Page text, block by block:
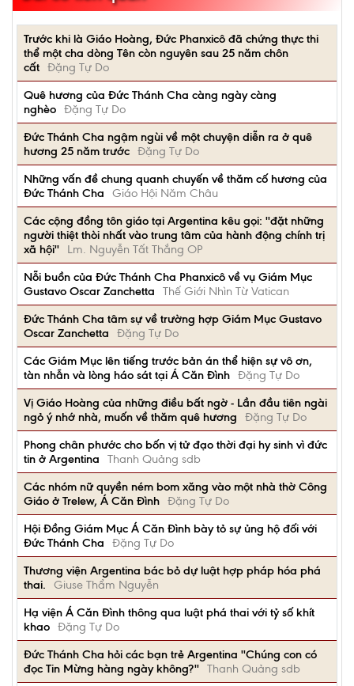
Trước khi là Giáo Hoàng, Đức Phanxicô đã chứng thực thi
thể một cha dòng Tên còn nguyên sau 25 năm chôn
cất Đặng Tự Do
Quê hương của Đức Thánh Cha càng ngày càng
nghèo Đặng Tự Do
Đức Thánh Cha ngậm ngùi về một chuyện diễn ra ở quê
hương 25 năm trước Đặng Tự Do
Những vấn đề chung quanh chuyến về thăm cố hương của
Đức Thánh Cha
Giáo Hội Năm Châu
Các cộng đồng tôn giáo tại Argentina kêu gọi: ''đặt những
người thiệt thòi nhất vào trung tâm của hành động chính trị
xã hội''
Lm. Nguyễn Tất Thắng OP
Nỗi buồn của Đức Thánh Cha Phanxicô về vụ Giám Mục
Gustavo Oscar Zanchetta
Thế Giới Nhìn Từ Vatican
Đức Thánh Cha tâm sự về trường hợp Giám Mục Gustavo
Oscar Zanchetta
Đặng Tự Do
Các Giám Mục lên tiếng trước bản án thể hiện sự vô ơn,
tàn nhẫn và lòng háo sát tại Á Căn Đình Đặng Tự Do
Vị Giáo Hoàng của những điều bất ngờ - Lần đầu tiên ngài
ngỏ ý nhớ nhà, muốn về thăm quê hương
Đặng Tự Do
Phong chân phước cho bốn vị tử đạo thời đại hy sinh vì đức
tin ở Argentina
Thanh Quảng sdb
Các nhóm nữ quyền ném bom xăng vào một nhà thờ Công
Giáo ở Trelew, Á Căn Đình Đặng Tự Do
Hội Đồng Giám Mục Á Căn Đình bày tỏ sự ủng hộ đối với
Đức Thánh Cha
Đặng Tự Do
Thương viện Argentina bác bỏ dự luật hợp pháp hóa phá
thai.
Giuse Thẩm Nguyễn
Hạ viện Á Căn Đình thông qua luật phá thai với tỷ số khít
khao Đặng Tự Do
Đức Thánh Cha hỏi các bạn trẻ Argentina ''Chúng con có
đọc Tin Mừng hàng ngày không?'' Thanh Quảng sdb